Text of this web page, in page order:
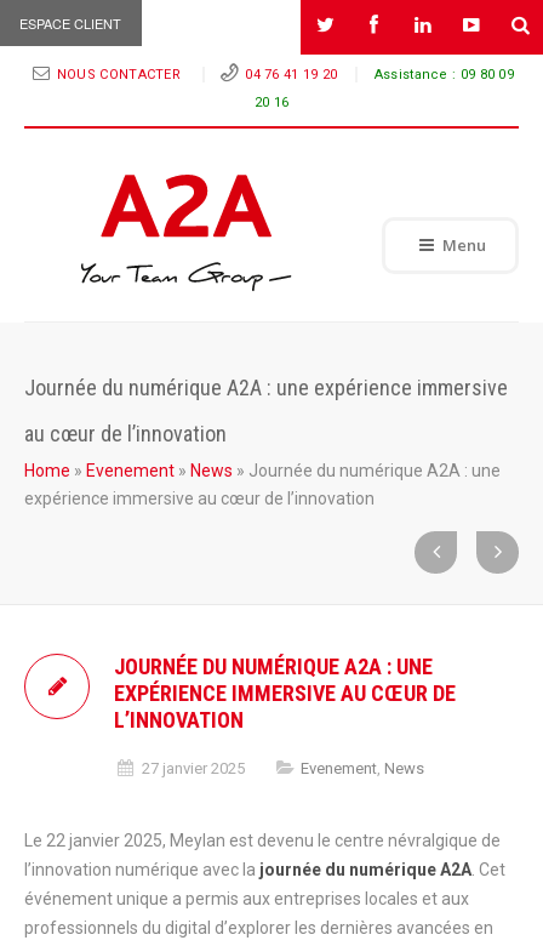
ESPACE CLIENT
NOUS CONTACTER 04 76 41 19 20 Assistance : 09 80 09
20 16
Menu
Journée du numérique A2A : une expérience immersive
au cœur de l’innovation
Home » Evenement » News » Journée du numérique A2A : une
expérience immersive au cœur de l’innovation
JOURNÉE DU NUMÉRIQUE A2A : UNE
EXPÉRIENCE IMMERSIVE AU CŒUR DE
L’INNOVATION
27 janvier 2025 Evenement, News
Le 22 janvier 2025, Meylan est devenu le centre névralgique de
l’innovation numérique avec la journée du numérique A2A . Cet
événement unique a permis aux entreprises locales et aux
professionnels du digital d’explorer les dernières avancées en